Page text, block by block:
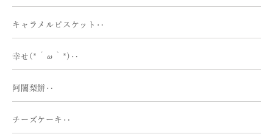
キャラメルビスケット‥
幸せ(*´ω｀*)‥
阿闍梨餅‥
チーズケーキ‥